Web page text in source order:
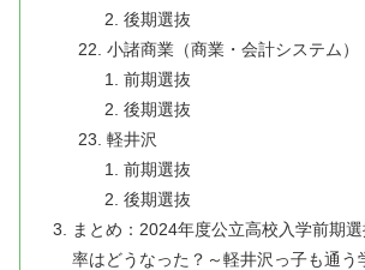
後期選抜
小諸商業（商業・会計システム）
前期選抜
後期選抜
軽井沢
前期選抜
後期選抜
まとめ：2024年度公立高校入学前期
率はどうなった？～軽井沢っ子も通う